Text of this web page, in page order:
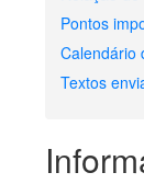
Pontos
Calendário
Textos